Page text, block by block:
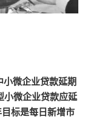
微企业贷款延期
小微企业贷款应延
标是每日新增市